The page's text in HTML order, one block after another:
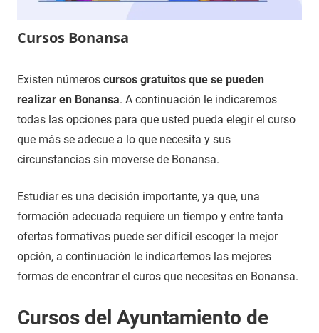
Cursos Bonansa
6
de
octubre
2021
Maria
Cursos
en
Huesca
Existen números cursos gratuitos que se pueden
realizar en Bonansa. A continuación le indicaremos
todas las opciones para que usted pueda elegir el curso
que más se adecue a lo que necesita y sus
circunstancias sin moverse de Bonansa.
Estudiar es una decisión importante, ya que, una
formación adecuada requiere un tiempo y entre tanta
ofertas formativas puede ser difícil escoger la mejor
opción, a continuación le indicartemos las mejores
formas de encontrar el curos que necesitas en Bonansa.
Cursos del Ayuntamiento de